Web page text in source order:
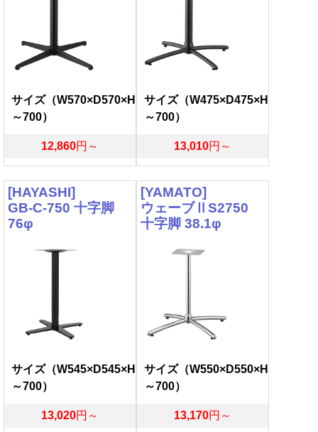
サイズ（W570×D570×H
～700）
12,860円～
サイズ（W475×D475×H
～700）
13,010円～
[HAYASHI]
GB-C-750 十字脚
76φ
サイズ（W545×D545×H
～700）
13,020円～
[YAMATO]
ウェーブⅡS2750
十字脚 38.1φ
サイズ（W550×D550×H
～700）
13,170円～